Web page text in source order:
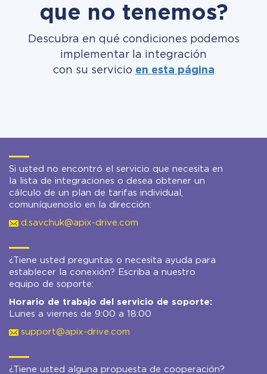
que no tenemos?
Descubra en qué condiciones podemos
implementar la integración
con su servicio en esta página
Si usted no encontró el servicio que necesita en
la lista de integraciones o desea obtener un
cálculo de un plan de tarifas individual,
comuníquenoslo en la dirección:
d.savchuk@apix-drive.com
¿Tiene usted preguntas o necesita ayuda para
establecer la conexión? Escriba a nuestro
equipo de soporte:
Horario de trabajo del servicio de soporte:
Lunes a viernes de 9:00 a 18:00
support@apix-drive.com
¿Tiene usted alguna propuesta de cooperación?